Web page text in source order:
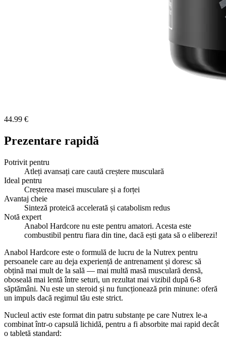
44.99 €
Prezentare rapidă
Potrivit pentru
Atleți avansați care caută creștere musculară
Ideal pentru
Creșterea masei musculare și a forței
Avantaj cheie
Sinteză proteică accelerată și catabolism redus
Notă expert
Anabol Hardcore nu este pentru amatori. Acesta este
combustibil pentru fiara din tine, dacă ești gata să o eliberezi!
Anabol Hardcore este o formulă de lucru de la Nutrex pentru
persoanele care au deja experiență de antrenament și doresc să
obțină mai mult de la sală — mai multă masă musculară densă,
oboseală mai lentă între seturi, un rezultat mai vizibil după 6-8
săptămâni. Nu este un steroid și nu funcționează prin minune: oferă
un impuls dacă regimul tău este strict.
Nucleul activ este format din patru substanțe pe care Nutrex le-a
combinat într-o capsulă lichidă, pentru a fi absorbite mai rapid decât
o tabletă standard: